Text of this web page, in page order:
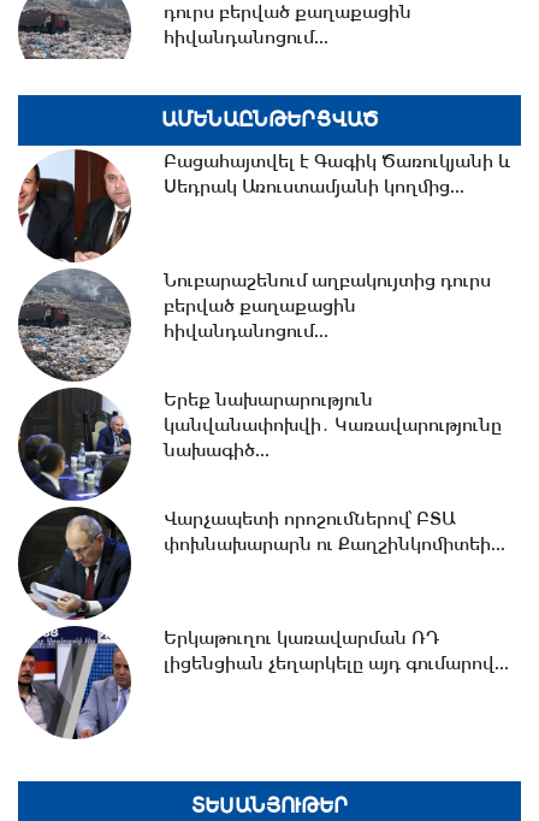
դուրս բերված քաղաքացին
հիվանդանոցում...
19:06 -Ռուբեն Ռուբինյանն ու
են միջխորհրդարանական...
քննարկում են նոր դիվանագիտական
ներկայացուցչությունների...
Ծառուկյանի և Սեդրակ Առուստամյանի
կողմից...
լուրեր 07.08.2026
նվազում...
ԱՄԵՆԱԸՆԹԵՐՑՎԱԾ
Բացահայտվել է Գագիկ Ծառուկյանի և
Սեդրակ Առուստամյանի կողմից...
Նուբարաշենում աղբակույտից դուրս
բերված քաղաքացին
հիվանդանոցում...
Երեք նախարարություն
կանվանափոխվի․ Կառավարությունը
նախագիծ...
Վարչապետի որոշումներով՝ ԲՏԱ
փոխնախարարն ու Քաղշինկոմիտեի...
Երկաթուղու կառավարման ՌԴ
լիցենցիան չեղարկելը այդ գումարով...
ՏԵՍԱՆՅՈՒԹԵՐ